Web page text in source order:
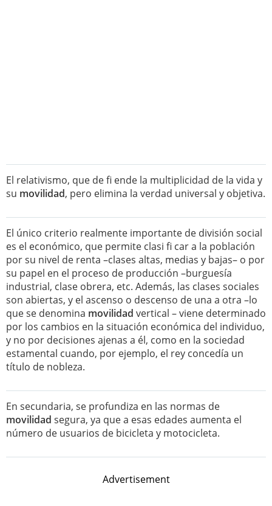
El relativismo, que de fi ende la multiplicidad de la vida y
su movilidad, pero elimina la verdad universal y objetiva.
El único criterio realmente importante de división social
es el económico, que permite clasi fi car a la población
por su nivel de renta –clases altas, medias y bajas– o por
su papel en el proceso de producción –burguesía
industrial, clase obrera, etc. Además, las clases sociales
son abiertas, y el ascenso o descenso de una a otra –lo
que se denomina movilidad vertical – viene determinado
por los cambios en la situación económica del individuo,
y no por decisiones ajenas a él, como en la sociedad
estamental cuando, por ejemplo, el rey concedía un
título de nobleza.
En secundaria, se profundiza en las normas de
movilidad segura, ya que a esas edades aumenta el
número de usuarios de bicicleta y motocicleta.
Advertisement